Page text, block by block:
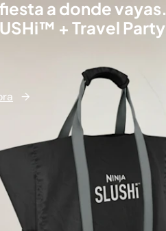
a donde vayas.
+ Travel Party
→